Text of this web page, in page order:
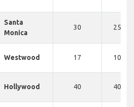
Santa
Monica
30 25 KM
Westwood 17 10 KM
Hollywood 40 40 KM